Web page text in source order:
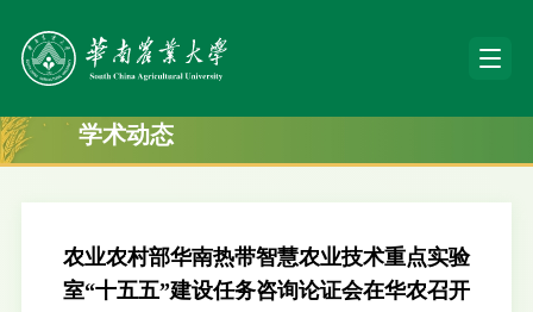
学术动态
农业农村部华南热带智慧农业技术重点实验
室“十五五”建设任务咨询论证会在华农召开